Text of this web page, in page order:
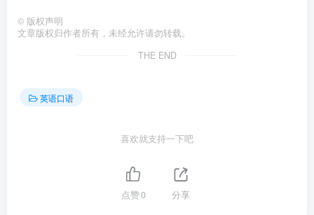
© 版权声明
文章版权归作者所有，未经允许请勿转载。
THE END
英语口语
喜欢就支持一下吧
点赞0 分享